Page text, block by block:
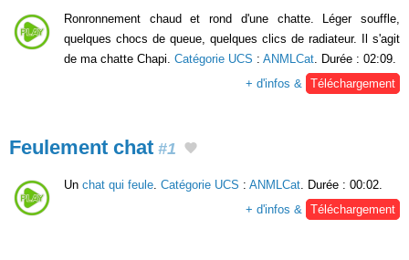
Ronronnement chaud et rond d'une chatte. Léger souffle,
quelques chocs de queue, quelques clics de radiateur. Il s'agit
de ma chatte Chapi. Catégorie UCS : ANMLCat. Durée : 02:09.
+ d'infos & Téléchargement
Feulement chat #1
Un chat qui feule Catégorie UCS : ANMLCat . Durée : 00:02.
+ d'infos &
Téléchargement